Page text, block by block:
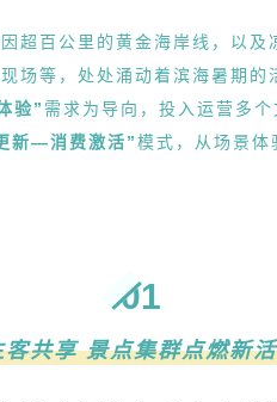
超百公里的黄金海岸线，以
场等，处处涌动着滨海暑期的
验” 需求为导向，投入运营多
新—消费激活”模式，从场景体
01
客共享 景点集群点燃新